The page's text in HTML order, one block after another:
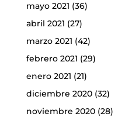
mayo 2021 (36)
abril 2021 (27)
marzo 2021 (42)
febrero 2021 (29)
enero 2021 (21)
diciembre 2020(32)
noviembre 2020(28)